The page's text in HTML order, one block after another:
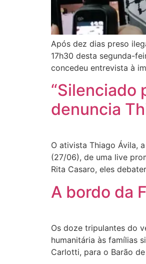
Após dez dias preso
17h30 desta segunda-
concedeu entrevista à
“Silenciado
denuncia
O ativista Thiago Ávila,
(27/06), de uma live
Rita Casaro, eles
A bordo da
Os doze tripulantes do
humanitária às famílias
Carlotti, para o Barão